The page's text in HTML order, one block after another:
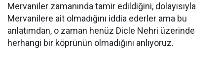
Mervaniler zamanında tamir edildiğini, dolayısıyla
Mervanilere ait olmadığını iddia ederler ama bu
anlatımdan, o zaman henüz Dicle Nehri üzerinde
herhangi bir köprünün olmadığını anlıyoruz.